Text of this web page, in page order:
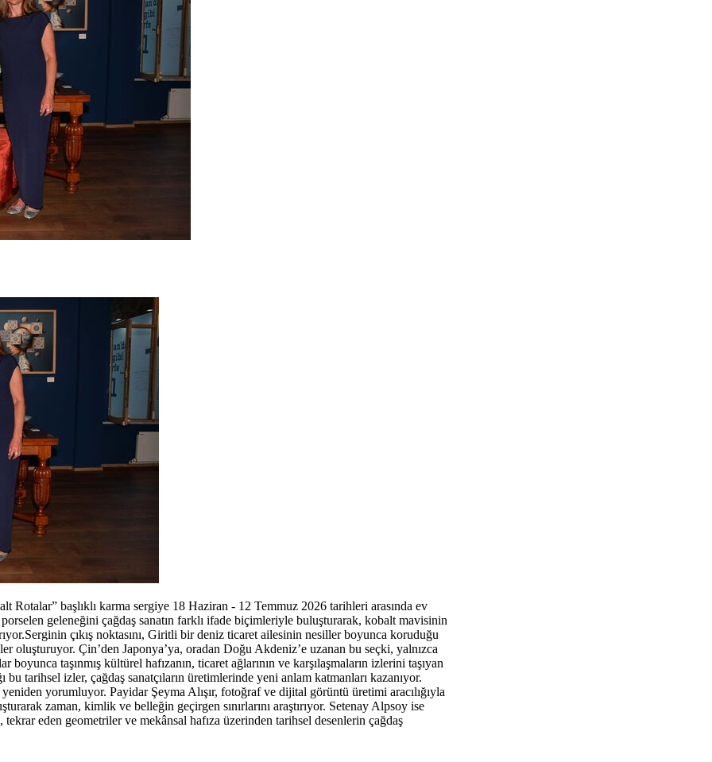
başlıklı karma sergiye 18 Haziran - 12 Temmuz 2026 tarihleri arasında ev
geleneğini çağdaş sanatın farklı ifade biçimleriyle buluşturarak, kobalt mavisinin
çıkış noktasını, Giritli bir deniz ticaret ailesinin nesiller boyunca koruduğu
Çin’den Japonya’ya, oradan Doğu Akdeniz’e uzanan bu seçki, yalnızca
taşınmış kültürel hafızanın, ticaret ağlarının ve karşılaşmaların izlerini taşıyan
tarihsel izler, çağdaş sanatçıların üretimlerinde yeni anlam katmanları kazanıyor.
yorumluyor. Payidar Şeyma Alışır, fotoğraf ve dijital görüntü üretimi aracılığıyla
zaman, kimlik ve belleğin geçirgen sınırlarını araştırıyor. Setenay Alpsoy ise
eden geometriler ve mekânsal hafıza üzerinden tarihsel desenlerin çağdaş